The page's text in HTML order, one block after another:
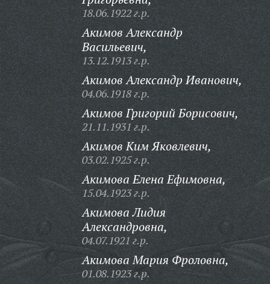
18.06.1922 г.р.
Акимов Александр
Васильевич,
13.12.1913 г.р.
Акимов Александр Иванович,
04.06.1918 г.р.
Акимов Григорий Борисович,
21.11.1931 г.р.
Акимов Ким Яковлевич,
03.02.1925 г.р.
Акимова Елена Ефимовна,
15.04.1923 г.р.
Акимова Лидия
Александровна,
04.07.1921 г.р.
Акимова Мария Фроловна,
01.08.1923 г.р.